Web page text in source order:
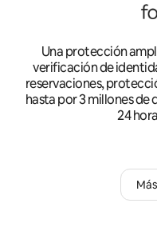
Una protección
verificación de
reservaciones,
hasta por 3 millones de
24